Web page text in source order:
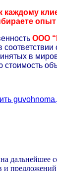
опыт
ООО
в
дальнейшее
и